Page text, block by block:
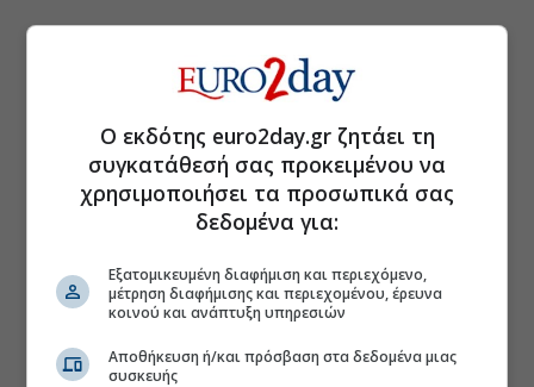
Ο εκδότης euro2day.gr ζητάει τη
συγκατάθεσή σας προκειμένου να
χρησιμοποιήσει τα προσωπικά σας
δεδομένα για:
Εξατομικευμένη διαφήμιση και περιεχόμενο,
μέτρηση διαφήμισης και περιεχομένου, έρευνα
κοινού και ανάπτυξη υπηρεσιών
Αποθήκευση ή/και πρόσβαση στα δεδομένα μιας
συσκευής